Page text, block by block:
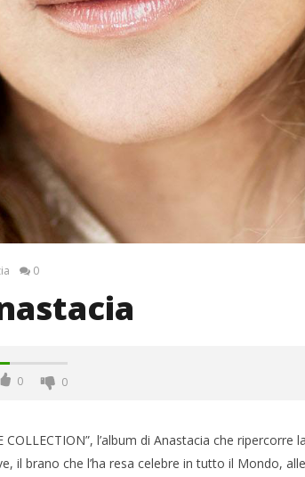
0
0 0
l’album di Anastacia che ripercorre
il brano che l’ha resa celebre in tutto il Mondo,